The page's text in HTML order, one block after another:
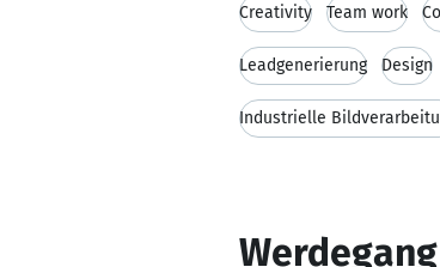
Creativity Team work
Leadgenerierung Design
Industrielle
Werdegang